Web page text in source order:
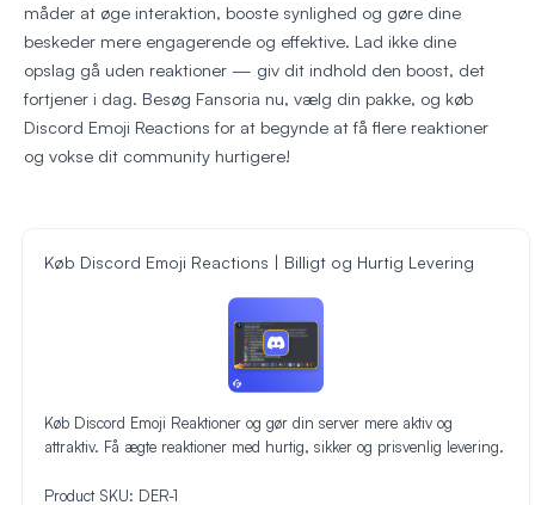
måder at øge interaktion, booste synlighed og gøre dine
beskeder mere engagerende og effektive. Lad ikke dine
opslag gå uden reaktioner — giv dit indhold den boost, det
fortjener i dag. Besøg Fansoria nu, vælg din pakke, og køb
Discord Emoji Reactions for at begynde at få flere reaktioner
og vokse dit community hurtigere!
Køb Discord Emoji Reactions | Billigt og Hurtig Levering
Køb Discord Emoji Reaktioner og gør din server mere aktiv og
attraktiv. Få ægte reaktioner med hurtig, sikker og prisvenlig levering.
Product SKU: DER-1